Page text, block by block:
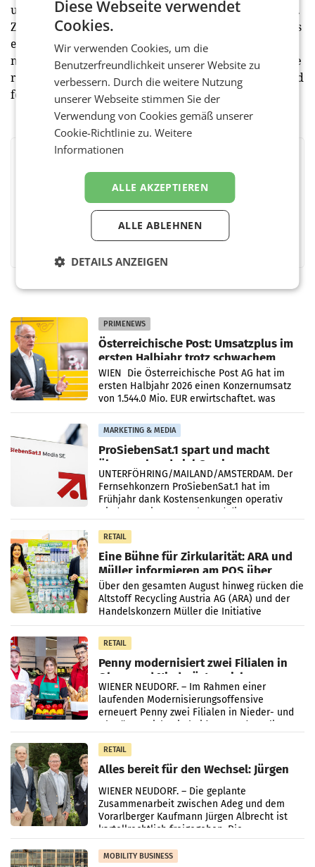
und jeweils einen in Novi Sad, Ni und Zentralserbien).
Zuerst wollen die Schweden aber die Entwicklung des
ersten Möbelhauses beobachten. „Es ist derzeit nicht
möglich, genau zu sagen, wann die anderen Standorte
realisiert werden können”, hält Stefanac abschließend
fest.
MessengerWhatsAppLinkedInXING
PRIMENEWS
Österreichische Post: Umsatzplus im
ersten Halbjahr trotz schwachem
Briefgeschäft
WIEN Die Österreichische Post AG hat im
ersten Halbjahr 2026 einen Konzernumsatz
von 1.544,0 Mio. EUR erwirtschaftet, was
einem Plus von 3,8 Prozent gegenüber dem
Vergleichszeitraum
MARKETING & MEDIA
ProSiebenSat.1 spart und macht
überraschend viel Gewinn
UNTERFÖHRING/MAILAND/AMSTERDAM. Der
Fernsehkonzern ProSiebenSat.1 hat im
Frühjahr dank Kostensenkungen operativ
wieder Gewinn gemacht und die
RETAIL
Eine Bühne für Zirkularität: ARA und
Müller informieren am POS über
Kreislauffähigkeit
Über den gesamten August hinweg rücken die
Altstoff Recycling Austria AG (ARA) und der
Handelskonzern Müller die Initiative
„Kreislauf-Helden“ in allen österreichischen
Müller-Filialen
RETAIL
Penny modernisiert zwei Filialen in
Ober- und Niederösterreich
WIENER NEUDORF. – Im Rahmen einer
laufenden Modernisierungsoffensive
erneuert Penny zwei Filialen in Nieder- und
Oberösterreich. Die beiden Standorte liegen
RETAIL
Alles bereit für den Wechsel: Jürgen
Albrecht setzt ab 1.1.2027 auf Adeg
WIENER NEUDORF. – Die geplante
Zusammenarbeit zwischen Adeg und dem
Vorarlberger Kaufmann Jürgen Albrecht ist
kartellrechtlich freigegeben: Die
Bundeswettbewerbsbehörde und der
Bundeskartellanwalt
MOBILITY BUSINESS
Diese Webseite verwendet
Cookies.
Wir verwenden Cookies, um die
Benutzerfreundlichkeit unserer Website zu
verbessern. Durch die weitere Nutzung
unserer Webseite stimmen Sie der
Verwendung von Cookies gemäß unserer
Cookie-Richtlinie zu.Weitere
Informationen
ALLE AKZEPTIEREN
ALLE ABLEHNEN
DETAILS ANZEIGEN